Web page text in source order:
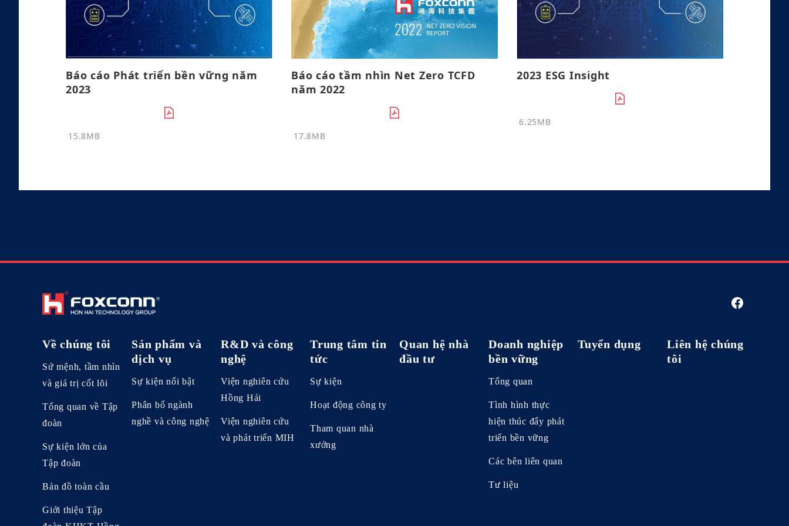
Báo cáo Phát triển bền vững năm
2023
15.8MB
Báo cáo tầm nhìn Net Zero TCFD
năm 2022
17.8MB
2023 ESG Insight
6.25MB
Về chúng tôi
Sứ mệnh, tầm nhìn
và giá trị cốt lõi
Tổng quan về Tập
đoàn
Sự kiện lớn của
Tập đoàn
Bản đồ toàn cầu
Giới thiệu Tập
Sản phẩm và
dịch vụ
Sự kiện nổi bật
Phân bố ngành
nghề và công nghệ
R&D và công
nghệ
Viện nghiên cứu
Hồng Hải
Viện nghiên cứu
và phát triển MIH
Trung tâm tin
tức
Sự kiện
Hoạt động công ty
Tham quan nhà
xưởng
Quan hệ nhà
đầu tư
Doanh nghiệp
bền vững
Tổng quan
Tình hình thực
hiện thúc đẩy phát
triển bền vững
Các bên liên quan
Tư liệu
Tuyển dụng
Liên hệ chúng
tôi